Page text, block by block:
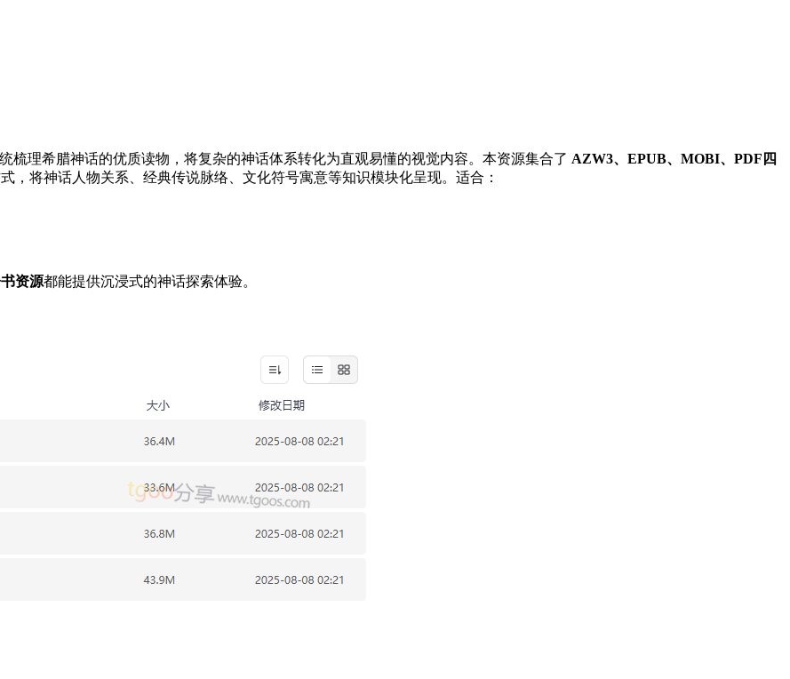
梳理希腊神话的优质读物，将复杂的神话体系转化为直观易懂的视觉内容。本资源集合了 AZW3、EPUB、MOBI、PDF四
，将神话人物关系、经典传说脉络、文化符号寓意等知识模块化呈现。适合：
资源都能提供沉浸式的神话探索体验。